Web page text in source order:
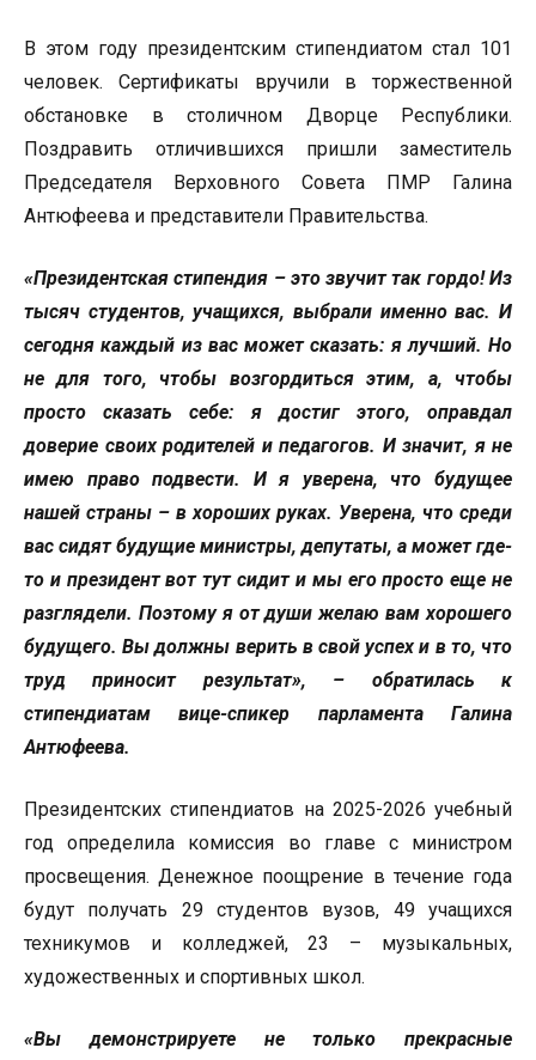
В этом году президентским стипендиатом стал 101
человек. Сертификаты вручили в торжественной
обстановке в столичном Дворце Республики.
Поздравить отличившихся пришли заместитель
Председателя Верховного Совета ПМР Галина
Антюфеева и представители Правительства.
«Президентская стипендия – это звучит так гордо! Из
тысяч студентов, учащихся, выбрали именно вас. И
сегодня каждый из вас может сказать: я лучший. Но
не для того, чтобы возгордиться этим, а, чтобы
просто сказать себе: я достиг этого, оправдал
доверие своих родителей и педагогов. И значит, я не
имею право подвести. И я уверена, что будущее
нашей страны – в хороших руках. Уверена, что среди
вас сидят будущие министры, депутаты, а может где-
то и президент вот тут сидит и мы его просто еще не
разглядели. Поэтому я от души желаю вам хорошего
будущего. Вы должны верить в свой успех и в то, что
труд приносит результат», – обратилась к
стипендиатам вице-спикер парламента Галина
Антюфеева.
Президентских стипендиатов на 2025-2026 учебный
год определила комиссия во главе с министром
просвещения. Денежное поощрение в течение года
будут получать 29 студентов вузов, 49 учащихся
техникумов и колледжей, 23 – музыкальных,
художественных и спортивных школ.
«Вы демонстрируете не только прекрасные